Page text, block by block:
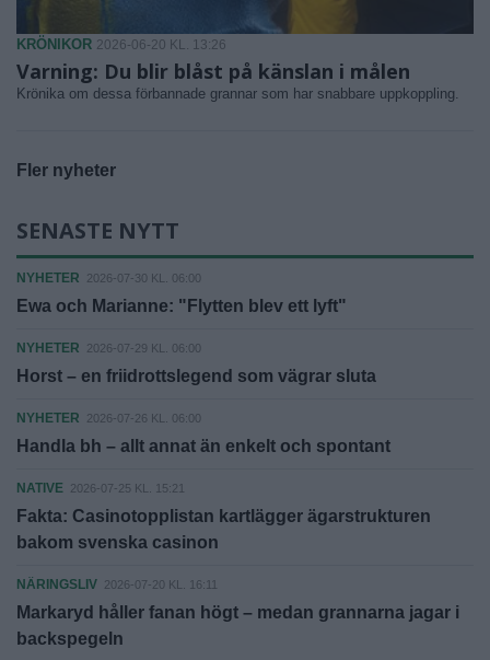
KRÖNIKOR 2026-06-20 KL. 13:26
Varning: Du blir blåst på känslan i målen
Krönika om dessa förbannade grannar som har snabbare uppkoppling.
Fler nyheter
SENASTE NYTT
NYHETER 2026-07-30 KL. 06:00
Ewa och Marianne: "Flytten blev ett lyft"
NYHETER 2026-07-29 KL. 06:00
Horst – en friidrottslegend som vägrar sluta
NYHETER 2026-07-26 KL. 06:00
Handla bh – allt annat än enkelt och spontant
NATIVE 2026-07-25 KL. 15:21
Fakta: Casinotopplistan kartlägger ägarstrukturen
bakom svenska casinon
NÄRINGSLIV 2026-07-20 KL. 16:11
Markaryd håller fanan högt – medan grannarna jagar i
backspegeln